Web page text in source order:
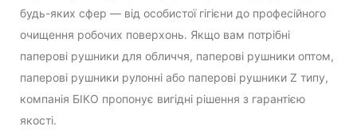
будь-яких сфер — від особистої гігієни до професійного
очищення робочих поверхонь. Якщо вам потрібні
паперові рушники для обличчя, паперові рушники оптом,
паперові рушники рулонні або паперові рушники Z типу,
компанія БІКО пропонує вигідні рішення з гарантією
якості.